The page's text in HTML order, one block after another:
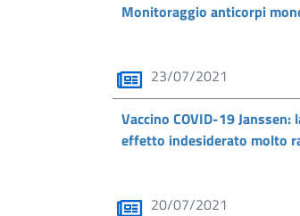
Monitoraggio anticorpi
23/07/2021
Vaccino COVID-19
effetto indesiderato molto
20/07/2021